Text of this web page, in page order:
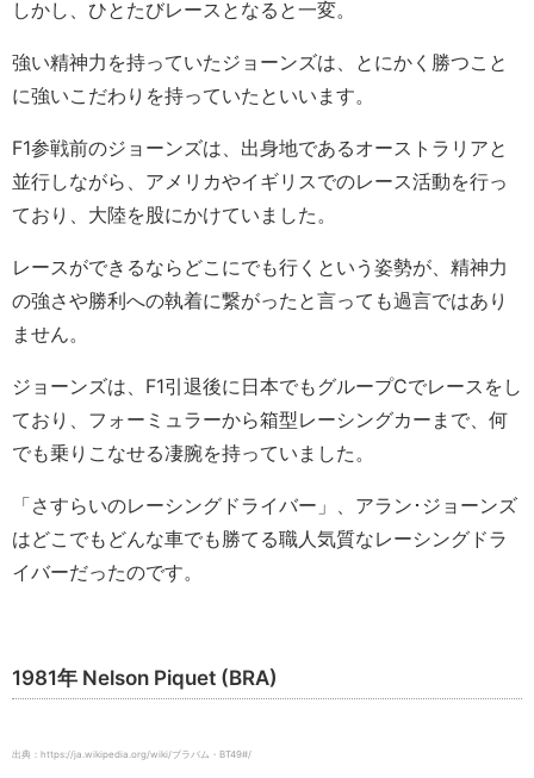
しかし、ひとたびレースとなると一変。
強い精神力を持っていたジョーンズは、とにかく勝つこと
に強いこだわりを持っていたといいます。
F1参戦前のジョーンズは、出身地であるオーストラリアと
並行しながら、アメリカやイギリスでのレース活動を行っ
ており、大陸を股にかけていました。
レースができるならどこにでも行くという姿勢が、精神力
の強さや勝利への執着に繋がったと言っても過言ではあり
ません。
ジョーンズは、F1引退後に日本でもグループCでレースをし
ており、フォーミュラーから箱型レーシングカーまで、何
でも乗りこなせる凄腕を持っていました。
「さすらいのレーシングドライバー」、アラン･ジョーンズ
はどこでもどんな車でも勝てる職人気質なレーシングドラ
イバーだったのです。
1981年 Nelson Piquet (BRA)
出典：https://ja.wikipedia.org/wiki/ブラバム・BT49#/